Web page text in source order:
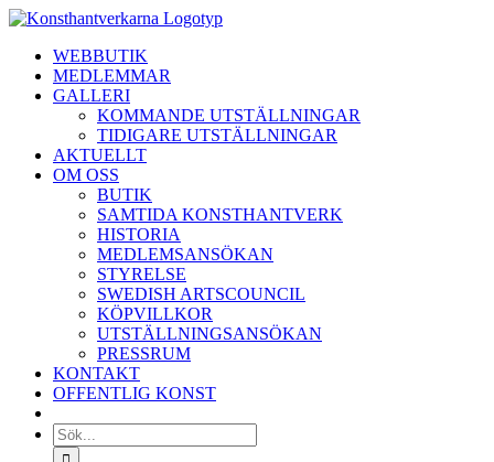
Fortsätt
innehålletWEBBUTIK
MEDLEMMAR
GALLERI
KOMMANDE UTSTÄLLNINGAR
TIDIGARE UTSTÄLLNINGAR
AKTUELLT
OM OSS
BUTIK
SAMTIDA KONSTHANTVERK
HISTORIA
MEDLEMSANSÖKAN
STYRELSE
SWEDISH ARTSCOUNCIL
KÖPVILLKOR
UTSTÄLLNINGSANSÖKAN
PRESSRUM
KONTAKT
OFFENTLIG KONST
Sök
efter: